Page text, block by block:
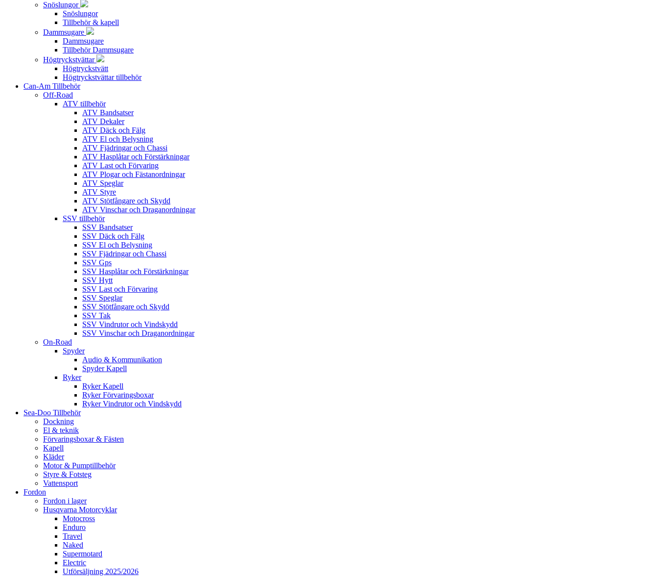
Snöslungor
Snöslungor
Tillbehör & kapell
Dammsugare
Dammsugare
Tillbehör Dammsugare
Högtryckstvättar
Högtryckstvätt
Högtryckstvättar tillbehör
Can-Am Tillbehör
Off-Road
ATV tillbehör
ATV Bandsatser
ATV Dekaler
ATV Däck och Fälg
ATV El och Belysning
ATV Fjädringar och Chassi
ATV Hasplåtar och Förstärkningar
ATV Last och Förvaring
ATV Plogar och Fästanordningar
ATV Speglar
ATV Styre
ATV Stötfångare och Skydd
ATV Vinschar och Draganordningar
SSV tillbehör
SSV Bandsatser
SSV Däck och Fälg
SSV El och Belysning
SSV Fjädringar och Chassi
SSV Gps
SSV Hasplåtar och Förstärkningar
SSV Hytt
SSV Last och Förvaring
SSV Speglar
SSV Stötfångare och Skydd
SSV Tak
SSV Vindrutor och Vindskydd
SSV Vinschar och Draganordningar
On-Road
Spyder
Audio & Kommunikation
Spyder Kapell
Ryker
Ryker Kapell
Ryker Förvaringsboxar
Ryker Vindrutor och Vindskydd
Sea-Doo Tillbehör
Dockning
El & teknik
Förvaringsboxar & Fästen
Kapell
Kläder
Motor & Pumptillbehör
Styre & Fotsteg
Vattensport
Fordon
Fordon i lager
Husqvarna Motorcyklar
Motocross
Enduro
Travel
Naked
Supermotard
Electric
Utförsäljning 2025/2026